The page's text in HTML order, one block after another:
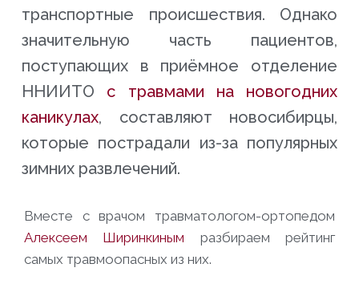
транспортные происшествия. Однако
значительную часть пациентов,
поступающих в приёмное отделение
ННИИТО с травмами на новогодних
каникулах, составляют новосибирцы,
которые пострадали из-за популярных
зимних развлечений.
Вместе с врачом травматологом-ортопедом
Алексеем Ширинкиным разбираем рейтинг
самых травмоопасных из них.